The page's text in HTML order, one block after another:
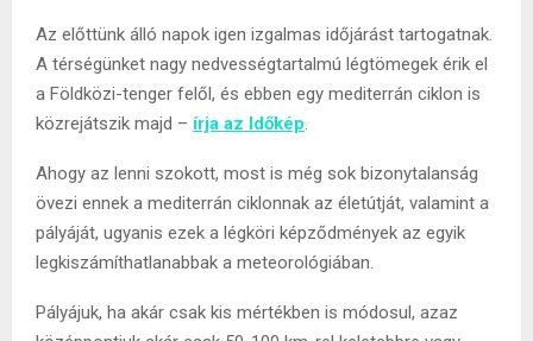
Az előttünk álló napok igen izgalmas időjárást tartogatnak.
A térségünket nagy nedvességtartalmú légtömegek érik el
a Földközi-tenger felől, és ebben egy mediterrán ciklon is
közrejátszik majd – írja az Időkép.
Ahogy az lenni szokott, most is még sok bizonytalanság
övezi ennek a mediterrán ciklonnak az életútját, valamint a
pályáját, ugyanis ezek a légköri képződmények az egyik
legkiszámíthatlanabbak a meteorológiában.
Pályájuk, ha akár csak kis mértékben is módosul, azaz